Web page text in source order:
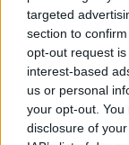
targeted
section to
opt-out request
interest-based
us or personal
your opt-out.
disclosure of
νερού στο Πυργί
Κάτοικος της
καταγγέλλει
χωρίς
περισσότερες
απαντήσεις